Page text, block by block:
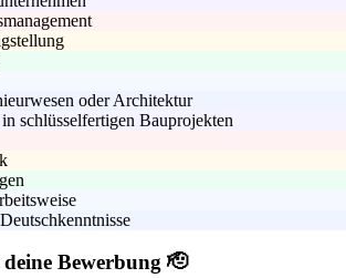
oder Architektur
schlüsselfertigen Bauprojekten
Bewerbung 🫡